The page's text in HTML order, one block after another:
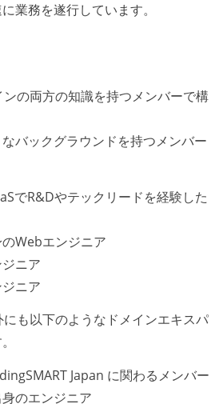
業務を遂行しています。
の両方の知識を持つメンバーで構
バックグラウンドを持つメンバー
でR&Dやテックリードを経験した
Webエンジニア
ニア
ニア
も以下のようなドメインエキスパ
Japan に関わるメンバー
のエンジニア